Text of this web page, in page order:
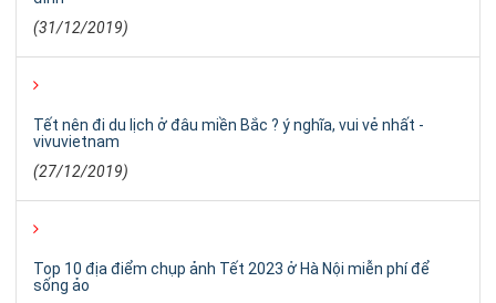
(31/12/2019)
Tết nên đi du lịch ở đâu miền Bắc ? ý nghĩa, vui vẻ nhất -
vivuvietnam
(27/12/2019)
Top 10 địa điểm chụp ảnh Tết 2023 ở Hà Nội miễn phí để
sống ảo